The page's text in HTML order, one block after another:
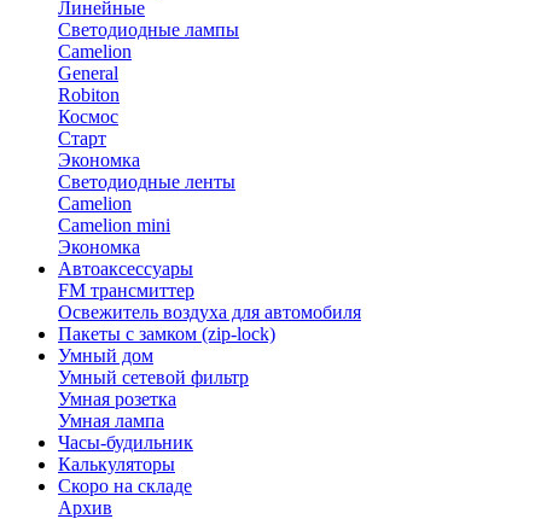
Линейные
Светодиодные лампы
Camelion
General
Robiton
Космос
Старт
Экономка
Светодиодные ленты
Camelion
Camelion mini
Экономка
Автоаксессуары
FM трансмиттер
Освежитель воздуха для автомобиля
Пакеты с замком (zip-lock)
Умный дом
Умный сетевой фильтр
Умная розетка
Умная лампа
Часы-будильник
Калькуляторы
Скоро на складе
Архив